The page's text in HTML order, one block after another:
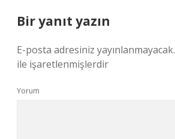
Bir yanıt yazın
E-posta adresiniz yayınlanmayacak.
ile işaretlenmişlerdir
Yorum